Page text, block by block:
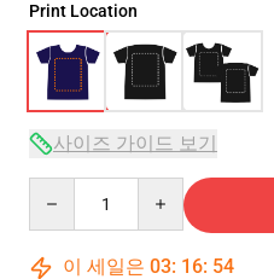
Print Location
사이즈 가이드 보기
이 세일은 03: 16: 53